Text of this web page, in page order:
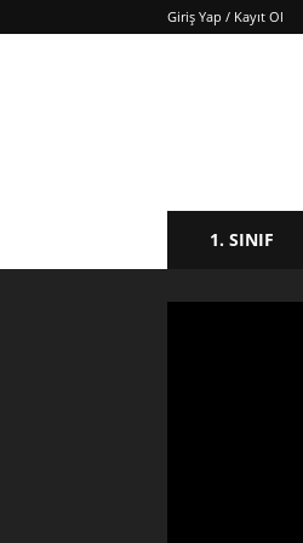
Giriş Yap / Kayıt Ol
1. SINIF